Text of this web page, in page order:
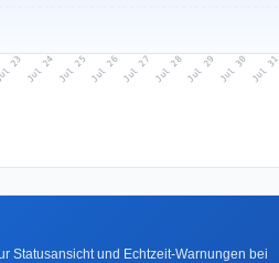
23 Jul 24 Jul 25 Jul 26Jul 27 Jul 28Jul 29 Jul 30 Jul 31
Statusansicht und Echtzeit-Warnungen bei